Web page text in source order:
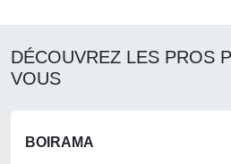
DÉCOUVREZ LES PROS
VOUS
BOIRAMA